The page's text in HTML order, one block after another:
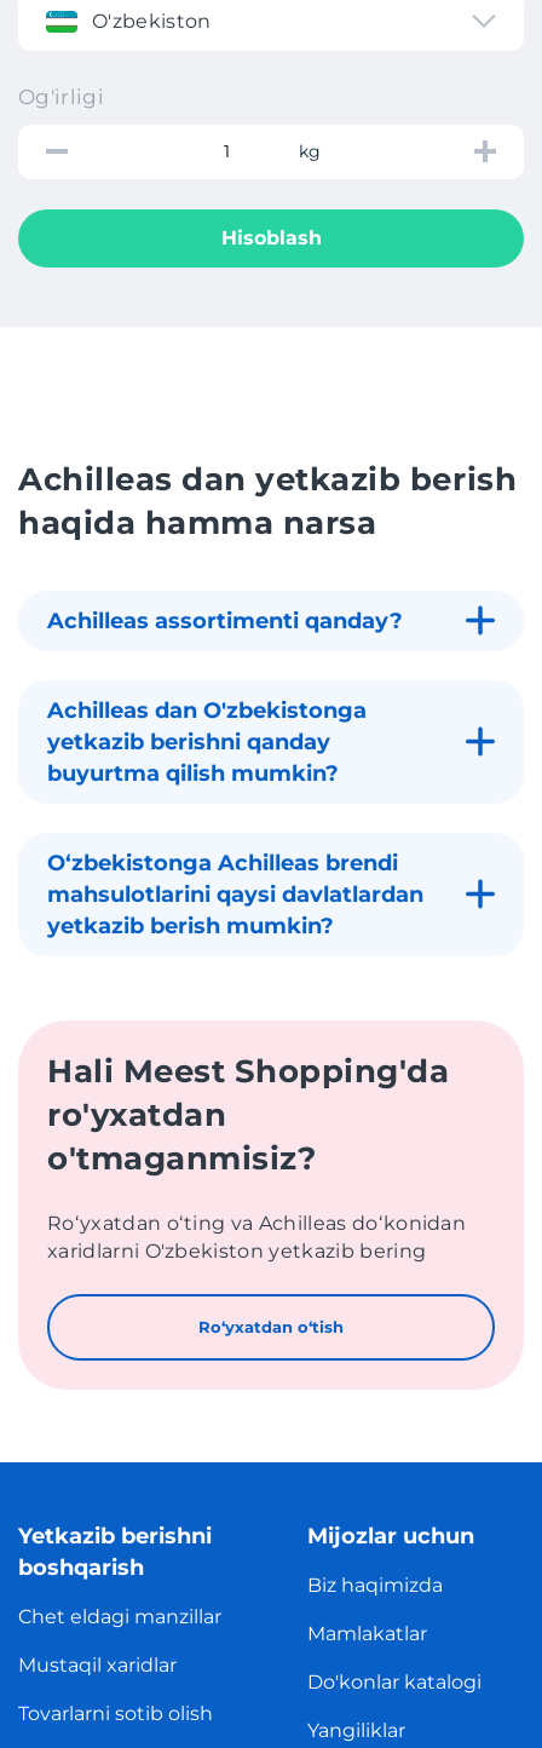
O'zbekiston
Og'irligi
kg
Hisoblash
Achilleas dan yetkazib berish
haqida hamma narsa
Achilleas assortimenti qanday?
Achilleas dan O'zbekistonga
yetkazib berishni qanday
buyurtma qilish mumkin?
Oʻzbekistonga Achilleas brendi
mahsulotlarini qaysi davlatlardan
yetkazib berish mumkin?
Hali Meest Shopping'da
ro'yxatdan
o'tmaganmisiz?
Roʻyxatdan oʻting va Achilleas doʻkonidan
xaridlarni O'zbekiston yetkazib bering
Roʻyxatdan oʻtish
Yetkazib berishni
boshqarish
Chet eldagi manzillar
Mustaqil xaridlar
Tovarlarni sotib olish
Mijozlar uchun
Biz haqimizda
Mamlakatlar
Do'konlar katalogi
Yangiliklar